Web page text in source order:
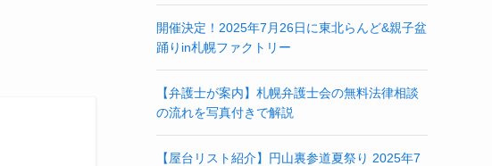
開催決定！2025年7月26日に東北らんど&親子盆
踊りin札幌ファクトリー
【弁護士が案内】札幌弁護士会の無料法律相談
の流れを写真付きで解説
【屋台リスト紹介】円山裏参道夏祭り 2025年7